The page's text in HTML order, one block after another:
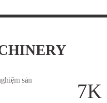
hàn đáy, gấp đôi
sản
7K